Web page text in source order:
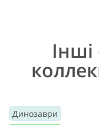
Динозаври